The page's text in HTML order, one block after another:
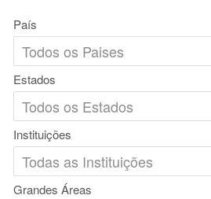
País
Estados
Instituições
Grandes Áreas